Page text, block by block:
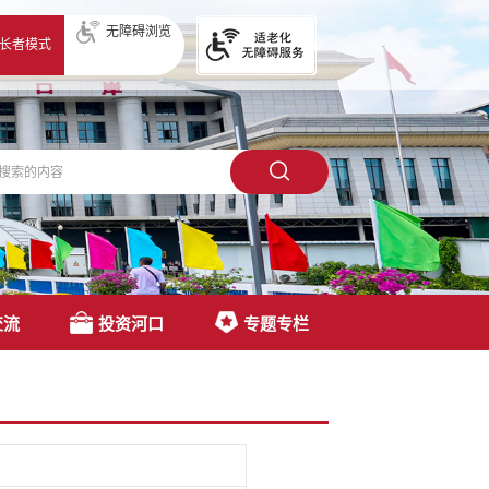
长者模式
无障碍浏览
投资河口 专题专栏